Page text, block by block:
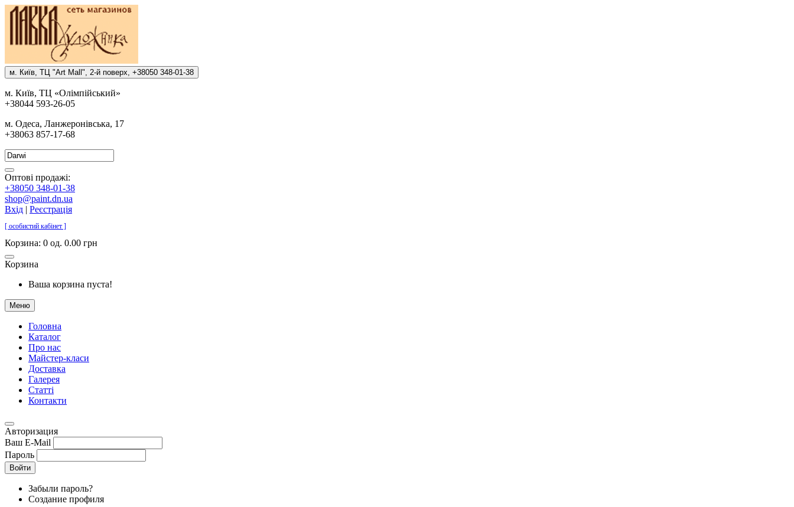
м. Киïв, ТЦ "Art Mall", 2-й поверх, +38050 348-01-38
м. Киïв, ТЦ «Олiмпiйський»
+38044 593-26-05
м. Одеса, Ланжеронiвська, 17
+38063 857-17-68
Оптові продажі:
+38050 348-01-38
shop@paint.dn.ua
Вхід | Реєстрація
[ особистий кабінет ]
Корзина: 0 од. 0.00 грн
Корзина
Ваша корзина пуста!
Меню
Головна
Каталог
Про нас
Майстер-класи
Доставка
Галерея
Статтi
Контакти
Авторизация
Ваш E-Mail
Пароль
Войти
Забыли пароль?
Создание профиля